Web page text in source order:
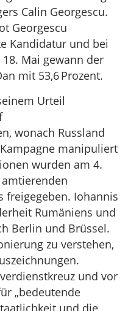
Calin Georgescu.
Georgescu
Kandidatur und bei
Mai gewann der
mit 53,6 Prozent.
Urteil
wonach Russland
manipuliert
wurden am 4.
freigegeben. Iohannis
Rumäniens und
Berlin und Brüssel.
zu verstehen,
und vor
„bedeutende
und die